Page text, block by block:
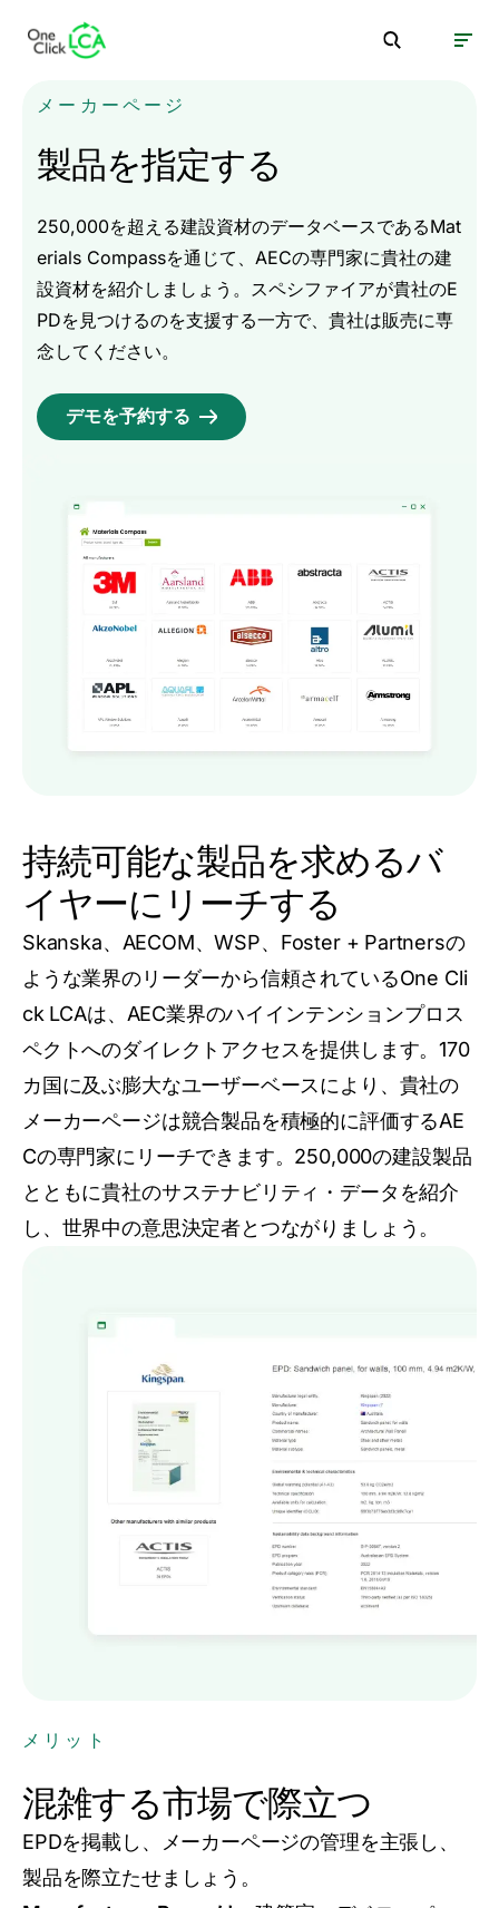
メーカーページ
製品を指定する
250,000を超える建設資材のデータベースであるMat
erials Compassを通じて、AECの専門家に貴社の建
設資材を紹介しましょう。スペシファイアが貴社のE
PDを見つけるのを支援する一方で、貴社は販売に専
念してください。
デモを予約する
持続可能な製品を求めるバ
イヤーにリーチする
Skanska、AECOM、WSP、Foster + Partnersの
ような業界のリーダーから信頼されているOne Cli
ck LCAは、AEC業界のハイインテンションプロス
ペクトへのダイレクトアクセスを提供します。170
カ国に及ぶ膨大なユーザーベースにより、貴社の
メーカーページは競合製品を積極的に評価するAE
Cの専門家にリーチできます。250,000の建設製品
とともに貴社のサステナビリティ・データを紹介
し、世界中の意思決定者とつながりましょう。
メリット
混雑する市場で際立つ
EPDを掲載し、メーカーページの管理を主張し、
製品を際立たせましょう。